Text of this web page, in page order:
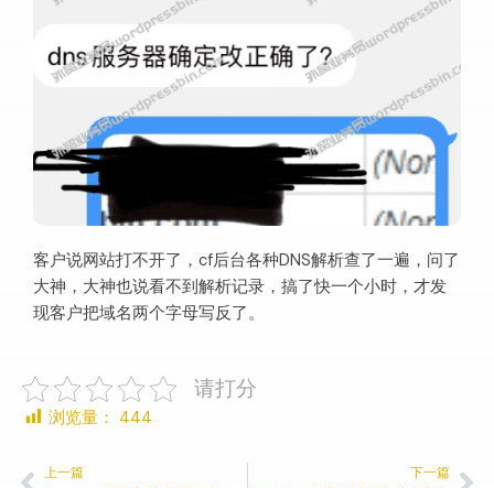
客户说网站打不开了，cf后台各种DNS解析查了一遍，问了
大神，大神也说看不到解析记录，搞了快一个小时，才发
现客户把域名两个字母写反了。
请打分
浏览量： 444
上一篇 下一篇